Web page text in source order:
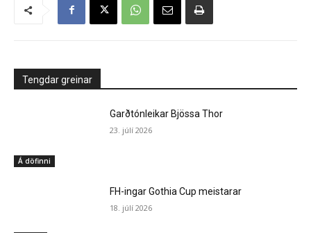
Tengdar greinar
Á döfinni
Garðtónleikar Bjössa Thor
23. júlí 2026
FH-ingar Gothia Cup meistarar
18. júlí 2026